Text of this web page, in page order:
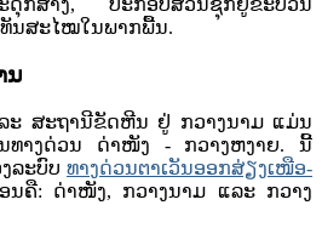
ນ​ສະ​ໄໝ​ໃນ​ພາກ​ພື້ນ.
ນ
ະ ​ສະ​ຖາ​ນີ​ຂັດ​ຫີນ ຢູ່ ກວາງ​ນາມ ແມ່ນ​
ນ​ທາງ​ດ່ວນ ດ່າໜັງ - ກວາງ​ຫງາຍ. ນີ້
ລະບົບ ທາງດ່ວນຕາເວັນອອກສ່ຽງເໜືອ-
ຄື: ດ່າໜັງ, ກວາງນາມ ແລະ ກວາງ